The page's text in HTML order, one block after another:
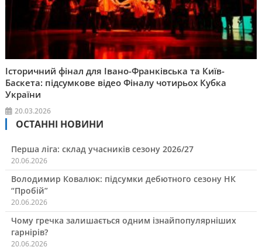
Історичний фінал для Івано-Франківська та Київ-
Баскета: підсумкове відео Фіналу чотирьох Кубка
України
20.03.2026
ОСТАННІ НОВИНИ
Перша ліга: склад учасників сезону 2026/27
20.06.2026
Володимир Ковалюк: підсумки дебютного сезону НК
“Пробій”
20.06.2026
Чому гречка залишається одним ізнайпопулярніших
гарнірів?
20.06.2026